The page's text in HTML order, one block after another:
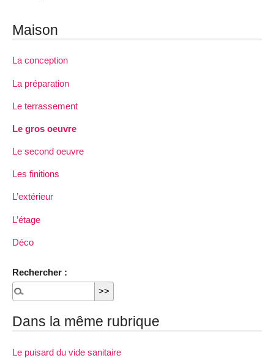
Maison
La conception
La préparation
Le terrassement
Le gros oeuvre
Le second oeuvre
Les finitions
L’extérieur
L’étage
Déco
Rechercher :
Dans la même rubrique
Le puisard du vide sanitaire